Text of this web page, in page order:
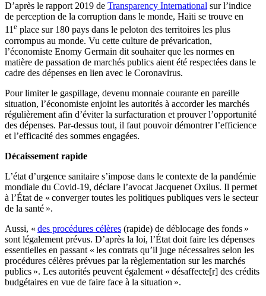
D’après le rapport 2019 de Transparency International sur l’indice
de perception de la corruption dans le monde, Haïti se trouve en
11e place sur 180 pays dans le peloton des territoires les plus
corrompus au monde. Vu cette culture de prévarication,
l’économiste Enomy Germain dit souhaiter que les normes en
matière de passation de marchés publics aient été respectées dans le
cadre des dépenses en lien avec le Coronavirus.
Pour limiter le gaspillage, devenu monnaie courante en pareille
situation, l’économiste enjoint les autorités à accorder les marchés
régulièrement afin d’éviter la surfacturation et prouver l’opportunité
des dépenses. Par-dessus tout, il faut pouvoir démontrer l’efficience
et l’efficacité des sommes engagées.
Décaissement rapide
L’état d’urgence sanitaire s’impose dans le contexte de la pandémie
mondiale du Covid-19, déclare l’avocat Jacquenet Oxilus. Il permet
à l’État de « converger toutes les politiques publiques vers le secteur
de la santé ».
Aussi, « des procédures célères (rapide) de déblocage des fonds »
sont légalement prévus. D’après la loi, l’État doit faire les dépenses
essentielles en passant « les contrats qu’il juge nécessaires selon les
procédures célères prévues par la règlementation sur les marchés
publics ». Les autorités peuvent également « désaffecte[r] des crédits
budgétaires en vue de faire face à la situation ».